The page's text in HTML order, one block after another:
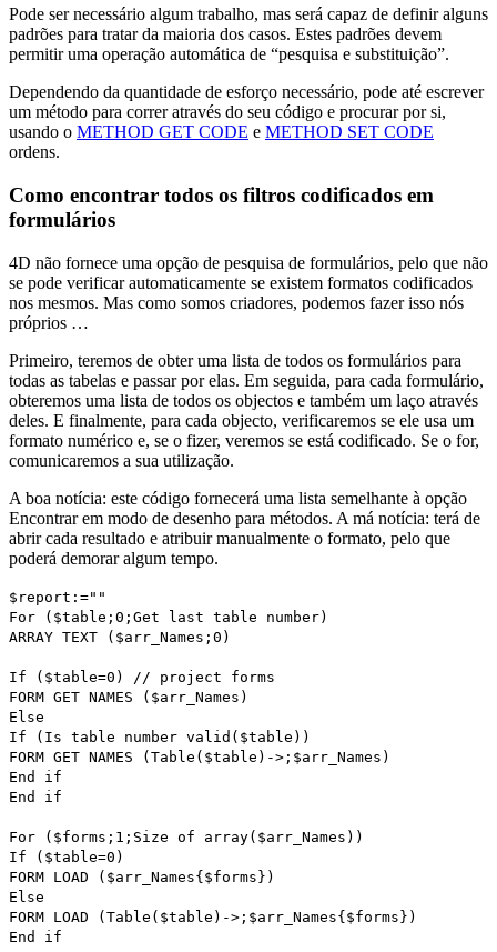
Pode ser necessário algum trabalho, mas será capaz de definir alguns
padrões para tratar da maioria dos casos. Estes padrões devem
permitir uma operação automática de “pesquisa e substituição”.
Dependendo da quantidade de esforço necessário, pode até escrever
um método para correr através do seu código e procurar por si,
usando o METHOD GET CODE e METHOD SET CODE
ordens.
Como encontrar todos os filtros codificados em
formulários
4D não fornece uma opção de pesquisa de formulários, pelo que não
se pode verificar automaticamente se existem formatos codificados
nos mesmos. Mas como somos criadores, podemos fazer isso nós
próprios …
Primeiro, teremos de obter uma lista de todos os formulários para
todas as tabelas e passar por elas. Em seguida, para cada formulário,
obteremos uma lista de todos os objectos e também um laço através
deles. E finalmente, para cada objecto, verificaremos se ele usa um
formato numérico e, se o fizer, veremos se está codificado. Se o for,
comunicaremos a sua utilização.
A boa notícia: este código fornecerá uma lista semelhante à opção
Encontrar em modo de desenho para métodos. A má notícia: terá de
abrir cada resultado e atribuir manualmente o formato, pelo que
poderá demorar algum tempo.
$report :=""
For ( $table ;0; Get last table number)
ARRAY TEXT ( $arr_Names ;0)
If ( $table=0)
// project forms
FORM GET NAMES ( $arr_Names )
Else
If ( Is table number valid ( $table ))
FORM GET NAMES ( Table ( $table )->; $arr_Names )
End if
End if
For ( $forms ;1; Size of array( $arr_Names ))
If ( $table=0)
FORM LOAD ( $arr_Names{ $forms })
Else
FORM LOAD ( Table ( $table )->; $arr_Names{ $forms })
End if